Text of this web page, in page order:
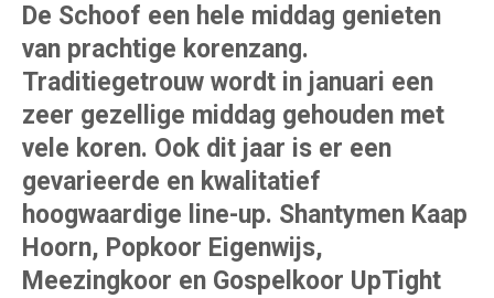
De Schoof een hele middag genieten
van prachtige korenzang.
Traditiegetrouw wordt in januari een
zeer gezellige middag gehouden met
vele koren. Ook dit jaar is er een
gevarieerde en kwalitatief
hoogwaardige line-up. Shantymen Kaap
Hoorn, Popkoor Eigenwijs,
Meezingkoor en Gospelkoor UpTight